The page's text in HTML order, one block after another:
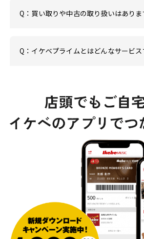
Q：買い取りや中古の取り扱いはありま
Q：イケベプライムとはどんなサービス